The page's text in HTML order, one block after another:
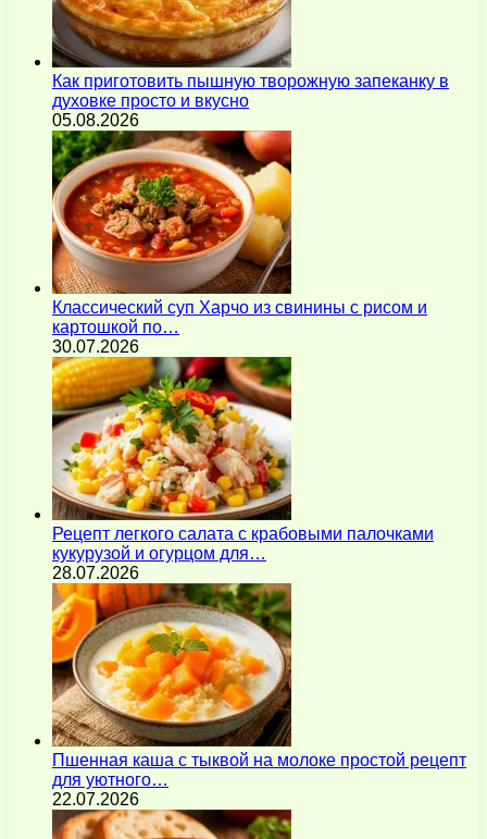
Как приготовить пышную творожную запеканку в
духовке просто и вкусно
05.08.2026
Классический суп Харчо из свинины с рисом и
картошкой по…
30.07.2026
Рецепт легкого салата с крабовыми палочками
кукурузой и огурцом для…
28.07.2026
Пшенная каша с тыквой на молоке простой рецепт
для уютного…
22.07.2026